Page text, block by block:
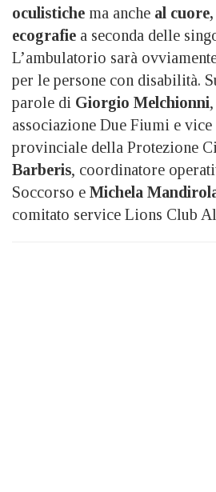
oculistiche ma anche al
ecografie a seconda delle
L’ambulatorio sarà
per le persone con disabilità.
parole di Giorgio Melchionni
associazione Due Fiumi e
provinciale della Protezione
Barberis, coordinatore
Soccorso e Michela
comitato service Lions Club